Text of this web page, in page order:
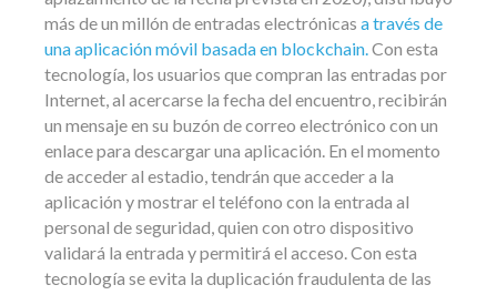
más de un millón de entradas electrónicas a través de
una aplicación móvil basada en blockchain.Con esta
tecnología, los usuarios que compran las entradas por
Internet, al acercarse la fecha del encuentro, recibirán
un mensaje en su buzón de correo electrónico con un
enlace para descargar una aplicación. En el momento
de acceder al estadio, tendrán que acceder a la
aplicación y mostrar el teléfono con la entrada al
personal de seguridad, quien con otro dispositivo
validará la entrada y permitirá el acceso. Con esta
tecnología se evita la duplicación fraudulenta de las